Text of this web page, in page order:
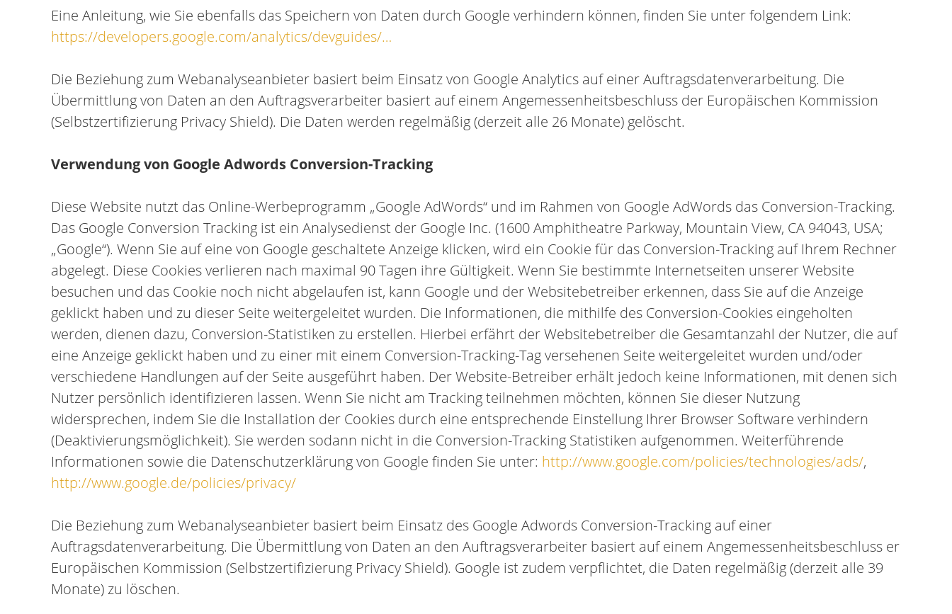
Eine Anleitung, wie Sie ebenfalls das Speichern von Daten durch Google verhindern können, finden Sie unter folgendem Link:
https://developers.google.com/analytics/devguides/…
Die Beziehung zum Webanalyseanbieter basiert beim Einsatz von Google Analytics auf einer Auftragsdatenverarbeitung. Die
Übermittlung von Daten an den Auftragsverarbeiter basiert auf einem Angemessenheitsbeschluss der Europäischen Kommission
(Selbstzertifizierung Privacy Shield). Die Daten werden regelmäßig (derzeit alle 26 Monate) gelöscht.
Verwendung von Google Adwords Conversion-Tracking
Diese Website nutzt das Online-Werbeprogramm „Google AdWords“ und im Rahmen von Google AdWords das Conversion-Tracking.
Das Google Conversion Tracking ist ein Analysedienst der Google Inc. (1600 Amphitheatre Parkway, Mountain View, CA 94043, USA;
„Google“). Wenn Sie auf eine von Google geschaltete Anzeige klicken, wird ein Cookie für das Conversion-Tracking auf Ihrem Rechner
abgelegt. Diese Cookies verlieren nach maximal 90 Tagen ihre Gültigkeit. Wenn Sie bestimmte Internetseiten unserer Website
besuchen und das Cookie noch nicht abgelaufen ist, kann Google und der Websitebetreiber erkennen, dass Sie auf die Anzeige
geklickt haben und zu dieser Seite weitergeleitet wurden. Die Informationen, die mithilfe des Conversion-Cookies eingeholten
werden, dienen dazu, Conversion-Statistiken zu erstellen. Hierbei erfährt der Websitebetreiber die Gesamtanzahl der Nutzer, die auf
eine Anzeige geklickt haben und zu einer mit einem Conversion-Tracking-Tag versehenen Seite weitergeleitet wurden und/oder
verschiedene Handlungen auf der Seite ausgeführt haben. Der Website-Betreiber erhält jedoch keine Informationen, mit denen sich
Nutzer persönlich identifizieren lassen. Wenn Sie nicht am Tracking teilnehmen möchten, können Sie dieser Nutzung
widersprechen, indem Sie die Installation der Cookies durch eine entsprechende Einstellung Ihrer Browser Software verhindern
(Deaktivierungsmöglichkeit). Sie werden sodann nicht in die Conversion-Tracking Statistiken aufgenommen. Weiterführende
Informationen sowie die Datenschutzerklärung von Google finden Sie unter: http://www.google.com/policies/technologies/ads/,
http://www.google.de/policies/privacy/
Die Beziehung zum Webanalyseanbieter basiert beim Einsatz des Google Adwords Conversion-Tracking auf einer
Auftragsdatenverarbeitung. Die Übermittlung von Daten an den Auftragsverarbeiter basiert auf einem Angemessenheitsbeschluss er
Europäischen Kommission (Selbstzertifizierung Privacy Shield). Google ist zudem verpflichtet, die Daten regelmäßig (derzeit alle 39
Monate) zu löschen.